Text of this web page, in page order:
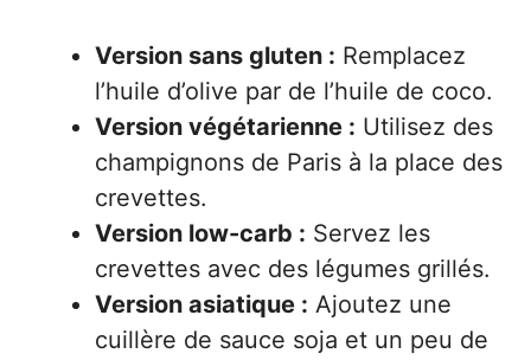
Version sans gluten : Remplacez
l’huile d’olive par de l’huile de coco.
Version végétarienne : Utilisez des
champignons de Paris à la place des
crevettes.
Version low-carb : Servez les
crevettes avec des légumes grillés.
Version asiatique : Ajoutez une
cuillère de sauce soja et un peu de